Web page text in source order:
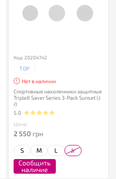
Код: 20204742
TOP
Нет в наличии
Спортивные наколенники защитные
Triple8 Saver Series 3-Pack Sunset (J
r)
5.0
Цена:
2 550 грн
S M L Jr
Сообщить
наличие